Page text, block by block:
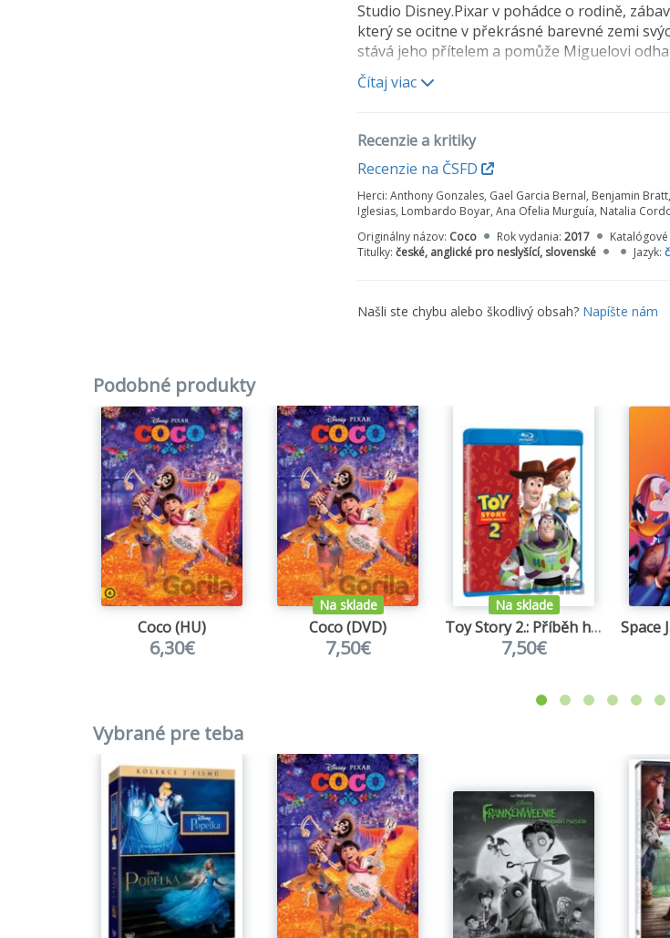
Studio Disney.Pixar v pohádce o rodině,
který se ocitne v překrásné barevné zemi
stává jeho přítelem a pomůže Miguelovi
Čítaj viac
Recenzie a kritiky
Recenzie na ČSFD
Herci: Anthony Gonzales, Gael Garcia Bernal, Benjamin
Iglesias, Lombardo Boyar, Ana Ofelia Murguía, Natalia
Originálny názov: Coco Rok vydania: 2017
Titulky: české, anglické pro neslyšící, slovenské Jazyk:
Našli ste chybu alebo škodlivý obsah? Napíšte nám
Podobné produkty
Coco (HU)
6,30€
Na sklade
Coco (DVD)
7,50€
Na sklade
Toy Story 2.: Příběh hraček S.E.
7,50€
Vybrané pre teba